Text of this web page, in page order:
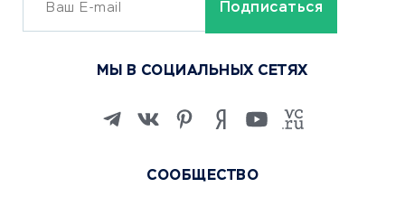
ОБУЧЕНИЕ И РАБОТА
Изучение иностранных
Маркетинг и продажи
СООБЩЕСТВО
МЫ В СОЦИАЛЬНЫХ СЕТЯХ